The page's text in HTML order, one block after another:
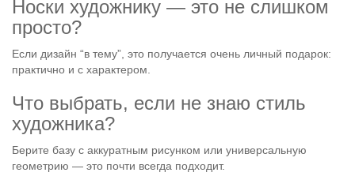
Носки художнику — это не слишком
просто?
Если дизайн “в тему”, это получается очень личный подарок:
практично и с характером.
Что выбрать, если не знаю стиль
художника?
Берите базу с аккуратным рисунком или универсальную
геометрию — это почти всегда подходит.